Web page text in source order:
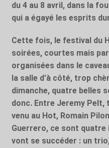
du 4 au 8 avril, dans la
qui a égayé les esprits
Cette fois, le festival du
soirées, courtes mais
organisées dans le
la salle d’à côté, trop
dimanche, quatre belles
donc. Entre Jeremy
venu au Hot, Romain
Guerrero, ce sont
vont se succéder : un